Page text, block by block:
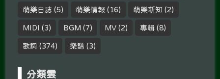
萌樂日誌 (5) 萌樂情報 (16) 萌樂新知 (2)
MIDI (3) BGM (7) MV (2) 專輯 (8)
歌詞 (374) 樂譜 (3)
分類雲